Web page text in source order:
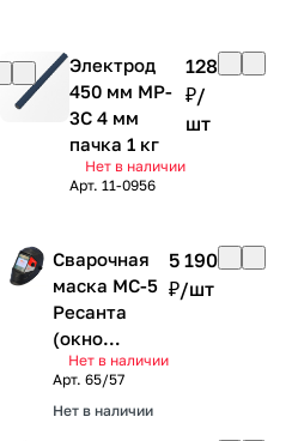
Электрод
450 мм MP-
3C 4 мм
пачка 1 кг
Нет в наличии
Арт.11-0956
128
₽/
шт
Сварочная
маска МС-5
Ресанта
(окно
100х60,
регулировка
чувствитель
Нет в наличии
Арт.65/57
Нет в наличии
5 190
₽/шт